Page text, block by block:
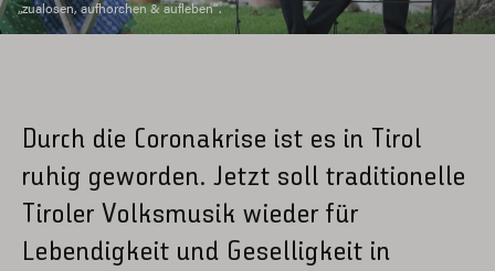
„zualosen, aufhorchen & aufleben“.
Durch die Coronakrise ist es in Tirol
ruhig geworden. Jetzt soll traditionelle
Tiroler Volksmusik wieder für
Lebendigkeit und Geselligkeit in